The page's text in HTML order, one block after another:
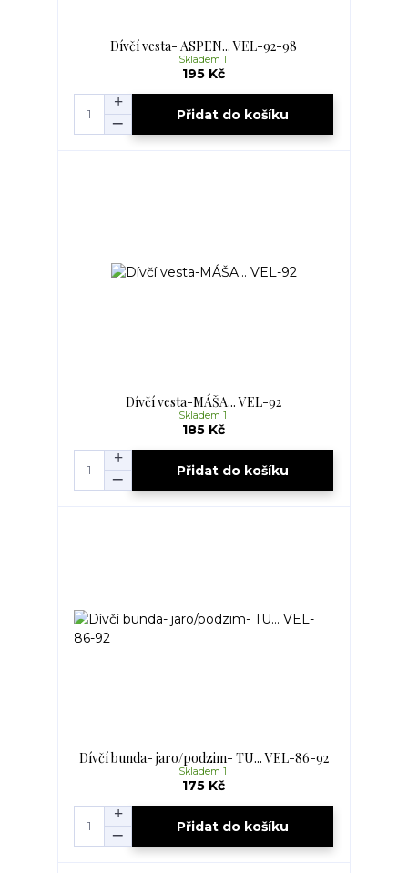
Dívčí vesta- ASPEN... VEL-92-98
195 Kč
Skladem 1
Přidat do košíku
Dívčí vesta-MÁŠA... VEL-92
185 Kč
Skladem 1
Přidat do košíku
Dívčí bunda- jaro/podzim- TU... VEL-86-92
175 Kč
Skladem 1
Přidat do košíku